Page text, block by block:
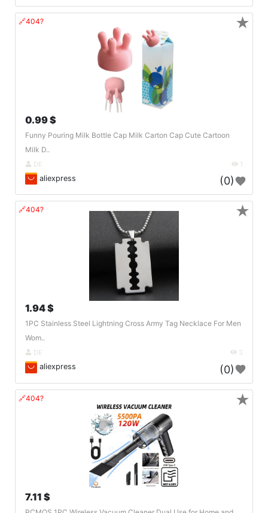
🔗404?
0.99 $
Funny Pouring Milk Bottle Cap Milk Carton Cap Cute Cartoon
Milk D..
DE 1
aliexpress (0)
★
🔗404?
1.94 $
1PC Stainless Steel Lightning Cross Army Tag Necklace For Men
Wom..
DE 3
aliexpress (0)
★
🔗404?
7.11 $
★